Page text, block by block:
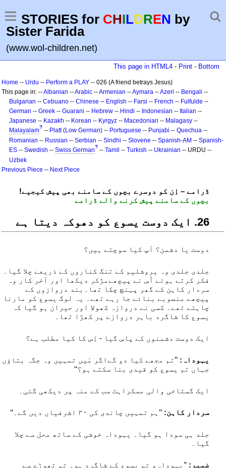
STORIES for CHILDREN by
Sister Farida
(www.wol-children.net)
This page in HTML4 - Print - Bottom
Home -- Urdu -- Perform a PLAY -- 026 (A friend betrays Jesus)
This page in: --Albanian --Arabic --Armenian --Aymara --Azeri -- Bengali --
Bulgarian -- Cebuano -- Chinese -- English -- Farsi -- French -- Fulfulde --
German -- Greek -- Guarani -- Hebrew -- Hindi -- Indonesian -- Italian --
Japanese -- Kazakh -- Korean -- Kyrgyz -- Macedonian -- Malagasy --
Malayalam? -- Platt (Low German) -- Portuguese -- Punjabi -- Quechua --
Romanian -- Russian -- Serbian -- Sindhi -- Slovene -- Spanish-AM -- Spanish-
ES -- Swedish -- Swiss German? -- Tamil -- Turkish -- Ukrainian -- URDU --
Uzbek
Previous Piece -- Next Piece
!ڈرامے – اِن کو دوسرے بچوں کے سامنے بھی پیش کیجیے
بچوں کے سامنے پیش کرنے والے ڈرامے
62. ایک دوست یسوع کو دھوکہ دیتا ہے
دوست یا دشمن؟ آپ کیا سوچتے ہیں؟
جلدی جلدی وہ یروشلیم کے تنگ کناروں کے ذریعے چلا گیا۔
فکر کرتے ہوئے اُس نے پیچھےمڑکر دیکھا اور آخر کار وہ
سردار کاہن کے گھر پہنچ چکا تھا۔بند دروازوں کے
پیچھے منصوبے بنائے جا رہے تھے۔ یہ لوگ یسوع کو مارنا
چاہتے تھے۔ کسی نے دروازہ کھولا اور حیران ہو گیا کہ
یسوع کا شاگرد باہر دروازے پر کھڑا تھا۔
ایک دوست دشمنوں کے پاس گیا - اِس کا کیا مطلب ہے؟
یہوداہ: ’’تم مجھے کیا دو گےاگر مَیں تمہیں وہ جگہ بتاؤں
جہاں تم یسوع کو قیدی بنا سکتے ہو؟‘‘
ایک گستاخی والی مسکراہٹ سب کے منہ پر دیکھی گئی۔
سردار کاہن: ’’ہم تمہیں چاندی کی ۰۳ اشرفیاں دیں گے۔‘‘
جلد ہی سودا ہو گیا۔ یہوداہ خوشی کے ساتھ محل سے چلا
گیا۔
ضمیر: ’’یہوداہ، تم یسوع کے شاگرد ہو۔ تم تھوڑے سے